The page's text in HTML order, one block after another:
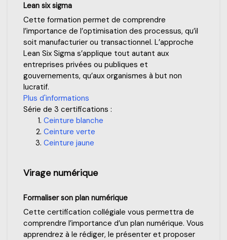
Lean six sigma
Cette formation permet de comprendre
l’importance de l’optimisation des processus, qu’il
soit manufacturier ou transactionnel. L’approche
Lean Six Sigma s’applique tout autant aux
entreprises privées ou publiques et
gouvernements, qu’aux organismes à but non
lucratif.
Plus d'informations
Série de 3 certifications :
Ceinture blanche
Ceinture verte
Ceinture jaune
Virage numérique
Formaliser son plan numérique
Cette certification collégiale vous permettra de
comprendre l’importance d’un plan numérique. Vous
apprendrez à le rédiger, le présenter et proposer